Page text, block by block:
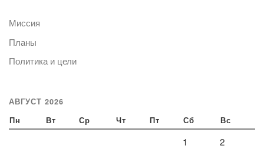
Миссия
Планы
Политика и цели
АВГУСТ 2026
Пн Вт Ср Чт Пт Сб Вс
1 2